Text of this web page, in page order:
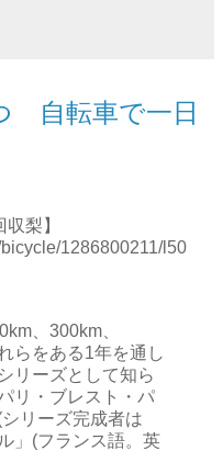
自転車で一日
梨】
1286800211/l50
、300km、
らをある1年を通し
リーズとして知ら
リ・ブレスト・パ
リーズ完成者は
」(フランス語。英